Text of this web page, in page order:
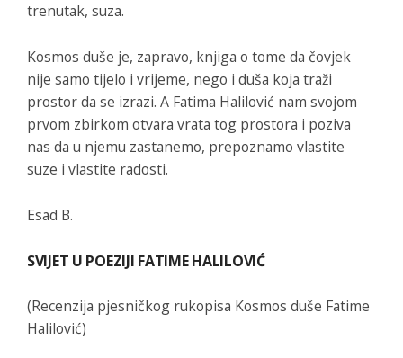
trenutak, suza.
Kosmos duše je, zapravo, knjiga o tome da čovjek
nije samo tijelo i vrijeme, nego i duša koja traži
prostor da se izrazi. A Fatima Halilović nam svojom
prvom zbirkom otvara vrata tog prostora i poziva
nas da u njemu zastanemo, prepoznamo vlastite
suze i vlastite radosti.
Esad B.
SVIJET U POEZIJI FATIME HALILOVIĆ
(Recenzija pjesničkog rukopisa Kosmos duše Fatime
Halilović)